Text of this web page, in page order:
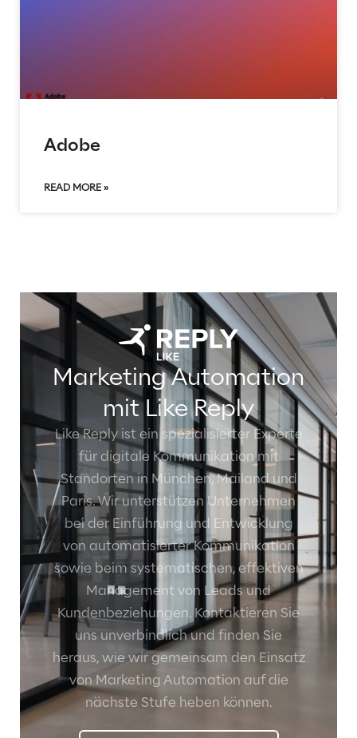
Adobe
READ MORE »
Marketing Automation
mit Like Reply
Like Reply ist ein spezialisierter Experte
für digitale Kommunikation mit
Standorten in München, Mailand und
Paris. Wir unterstützen Unternehmen
bei der Einführung und Entwicklung
von automatisierter Kommunikation
sowie beim systematischen, effektiven
Management von Leads und
Kundenbeziehungen. Kontaktieren Sie
uns unverbindlich und finden Sie
heraus, wie wir gemeinsam den Einsatz
von Marketing Automation auf die
nächste Stufe heben können.